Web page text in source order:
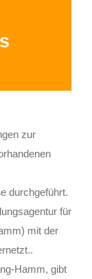
zur
durchgeführt.
für
mit der
Hamm, gibt